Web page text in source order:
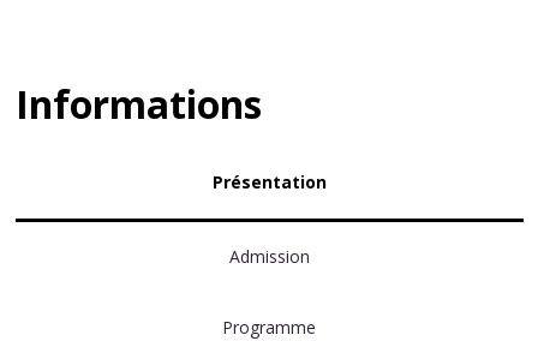
Informations
Présentation
Admission
Programme